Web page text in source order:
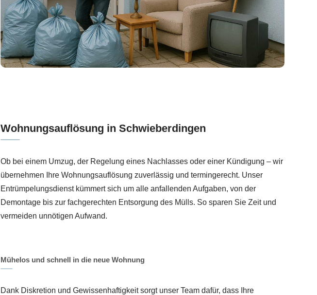
Wohnungsauflösung in Schwieberdingen
Ob bei einem Umzug, der Regelung eines Nachlasses oder einer Kündigung – wir
übernehmen Ihre Wohnungsauflösung zuverlässig und termingerecht. Unser
Entrümpelungsdienst kümmert sich um alle anfallenden Aufgaben, von der
Demontage bis zur fachgerechten Entsorgung des Mülls. So sparen Sie Zeit und
vermeiden unnötigen Aufwand.
Mühelos und schnell in die neue Wohnung
Dank Diskretion und Gewissenhaftigkeit sorgt unser Team dafür, dass Ihre